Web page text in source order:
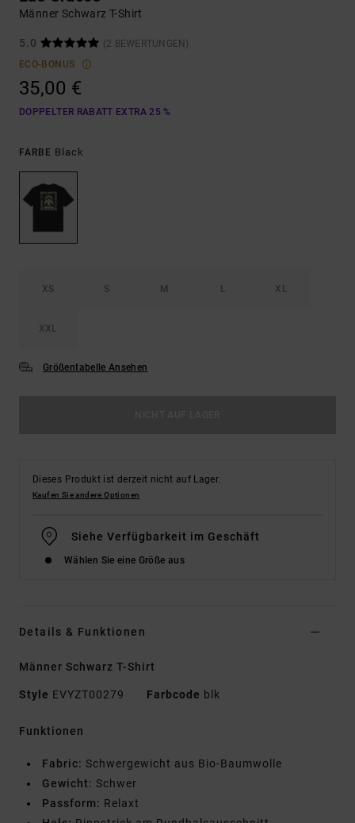
Männer Schwarz T-Shirt
5.0
(2 BEWERTUNGEN)
ECO-BONUS
35,00 €
DOPPELTER RABATT EXTRA 25 %
FARBE Black
XS S M L XL
XXL
Größentabelle Ansehen
Dieses Produkt ist derzeit nicht auf Lager.
Kaufen Sie andere Optionen
Siehe Verfügbarkeit im Geschäft
Wählen Sie eine Größe aus
Details & Funktionen
Männer Schwarz T-Shirt
Style EVYZT00279 Farbcode blk
Funktionen
Fabric: Schwergewicht aus Bio-Baumwolle
Gewicht: Schwer
Passform: Relaxt